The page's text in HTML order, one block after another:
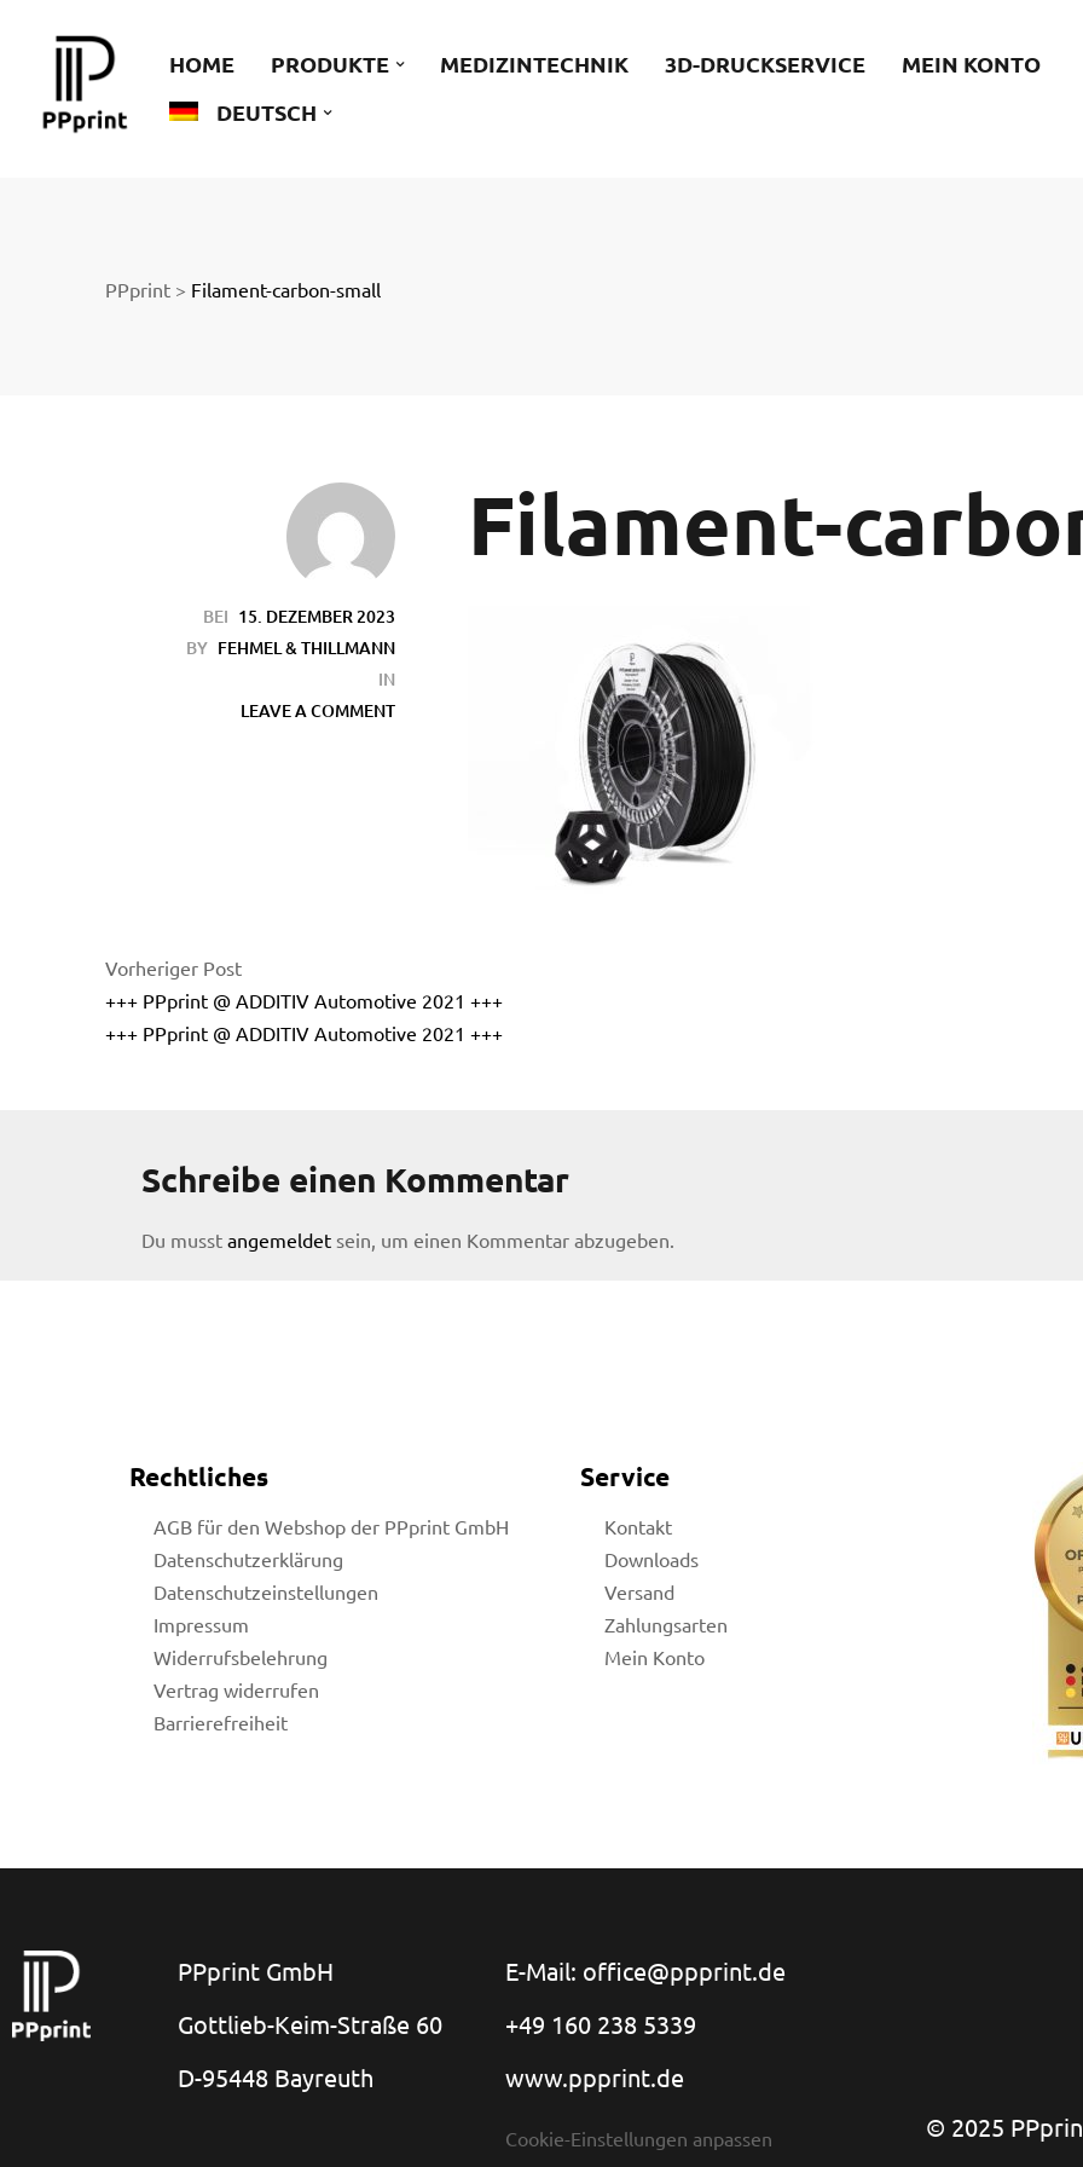
HOME PRODUKTE MEDIZINTECHNIK 3D-DRUCKSERVICE
MEIN KONTO
DEUTSCH
PPprint > Filament-carbon-small
BEI 15. DEZEMBER 2023
BY FEHMEL & THILLMANN
IN
LEAVE A COMMENT
Filament-
Vorheriger Post
+++ PPprint @ ADDITIV Automotive 2021 +++
+++ PPprint @ ADDITIV Automotive 2021 +++
Schreibe einen Kommentar
Du musst angemeldet sein, um einen Kommentar abzugeben.
Rechtliches
AGB für den Webshop der PPprint GmbH
Datenschutzerklärung
Datenschutzeinstellungen
Impressum
Widerrufsbelehrung
Vertrag widerrufen
Barrierefreiheit
Service
Kontakt
Downloads
Versand
Zahlungsarten
Mein Konto
PPprint GmbH
Gottlieb-Keim-Straße 60
D-95448 Bayreuth
E-Mail: office@ppprint.de
+49 160 238 5339
www.ppprint.de
Cookie-Einstellungen anpassen © 2025